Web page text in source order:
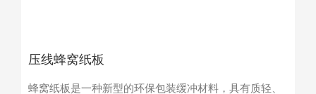
压线蜂窝纸板
蜂窝纸板是一种新型的环保包装缓冲材料，具有质轻、